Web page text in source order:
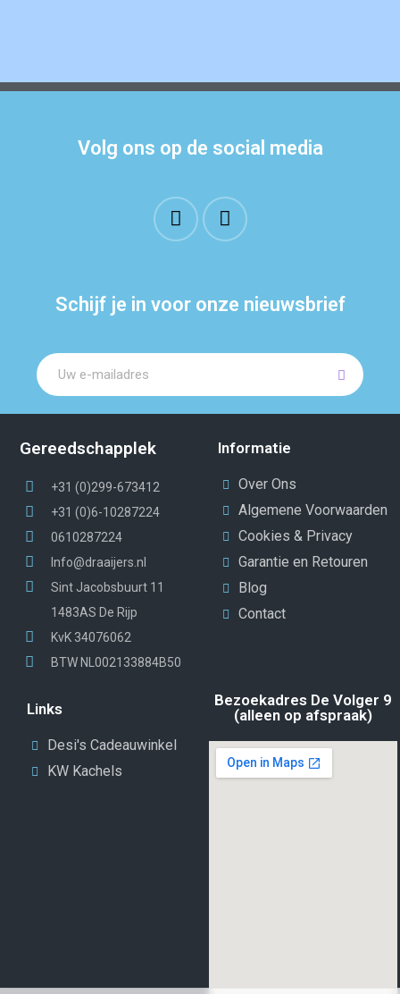
Volg ons op de social media
Schijf je in voor onze nieuwsbrief
Gereedschapplek
+31 (0)299-673412
+31 (0)6-10287224
0610287224
Info@draaijers.nl
Sint Jacobsbuurt 11
1483AS De Rijp
KvK 34076062
BTW NL002133884B50
Informatie
Over Ons
Algemene Voorwaarden
Cookies & Privacy
Garantie en Retouren
Blog
Contact
Links
Desi's Cadeauwinkel
KW Kachels
Bezoekadres De Volger 9
(alleen op afspraak)